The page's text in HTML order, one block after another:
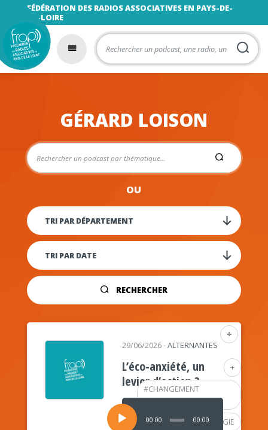
FÉDÉRATION DES RADIOS ASSOCIATIVES EN PAYS-DE-
LA-LOIRE
GÉRARD LOISON
OU
RECHERCHER
+
+
#CHANGEMENT
CLIMATIQUE
#PSYCHOLOGIE
29/06/2026-ALTERNANTES
L’éco-anxiété, un
levier d’action ?
Lecteur
audio
00:00 00:00